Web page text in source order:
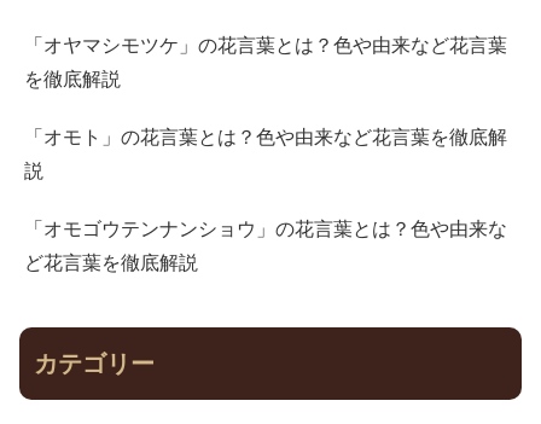
「オヤマシモツケ」の花言葉とは？色や由来など花言葉
を徹底解説
「オモト」の花言葉とは？色や由来など花言葉を徹底解
説
「オモゴウテンナンショウ」の花言葉とは？色や由来な
ど花言葉を徹底解説
カテゴリー